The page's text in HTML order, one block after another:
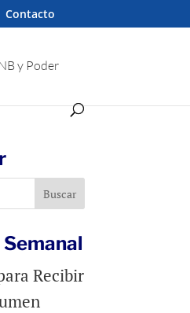
Contacto
y Poder
Recibir